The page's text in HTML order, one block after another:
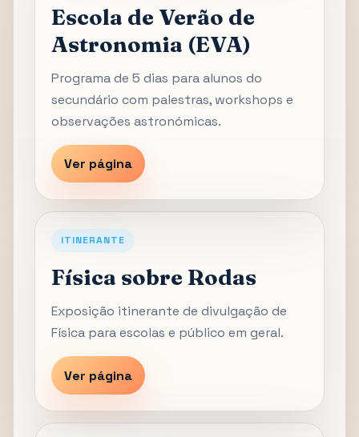
Escola de Verão de
Astronomia (EVA)
Programa de 5 dias para alunos do
secundário com palestras, workshops e
observações astronómicas.
Ver página
ITINERANTE
Física sobre Rodas
Exposição itinerante de divulgação de
Física para escolas e público em geral.
Ver página